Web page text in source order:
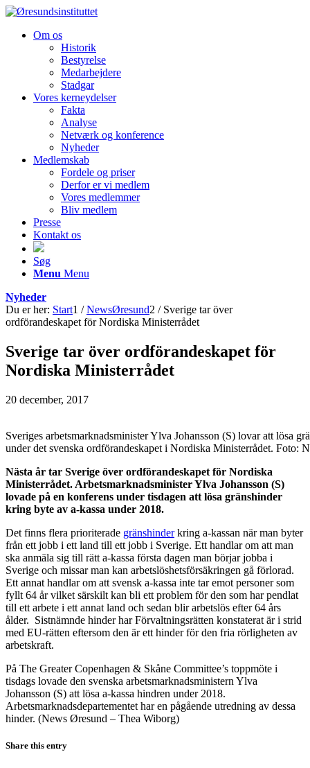
Om os
Historik
Bestyrelse
Medarbejdere
Stadgar
Vores kerneydelser
Fakta
Analyse
Netværk og konference
Nyheder
Medlemskab
Fordele og priser
Derfor er vi medlem
Vores medlemmer
Bliv medlem
Presse
Kontakt os
Søg
Menu Menu
Nyheder
Du er her: Start1 / NewsØresund2 / Sverige tar över
ordförandeskapet för Nordiska Ministerrådet
Sverige tar över ordförandeskapet för
Nordiska Ministerrådet
20 december, 2017
Sveriges arbetsmarknadsminister Ylva Johansson (S) lovar att lösa
under det svenska ordförandeskapet i Nordiska Ministerrådet. Foto:
Nästa år tar Sverige över ordförandeskapet för Nordiska
Ministerrådet. Arbetsmarknadsminister Ylva Johansson (S)
lovade på en konferens under tisdagen att lösa gränshinder
kring byte av a-kassa under 2018.
Det finns flera prioriterade gränshinderkring a-kassan när man byter
från ett jobb i ett land till ett jobb i Sverige. Ett handlar om att man
ska anmäla sig till rätt a-kassa första dagen man börjar jobba i
Sverige och missar man kan arbetslöshetsförsäkringen gå förlorad.
Ett annat handlar om att svensk a-kassa inte tar emot personer som
fyllt 64 år vilket särskilt kan bli ett problem för den som har pendlat
till ett arbete i ett annat land och sedan blir arbetslös efter 64 års
ålder. Sistnämnde hinder har Förvaltningsrätten konstaterat är i strid
med EU-rätten eftersom den är ett hinder för den fria rörligheten av
arbetskraft.
På The Greater Copenhagen & Skåne Committee’s toppmöte i
tisdags lovade den svenska arbetsmarknadsministern Ylva
Johansson (S) att lösa a-kassa hindren under 2018.
Arbetsmarknadsdepartementet har en pågående utredning av dessa
hinder. (News Øresund – Thea Wiborg)
Share this entry